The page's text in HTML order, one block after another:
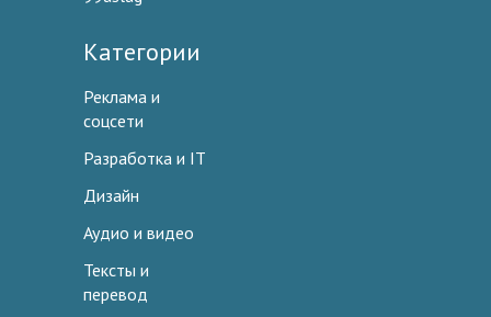
Категории
Реклама и
соцсети
Разработка и IT
Дизайн
Аудио и видео
Тексты и
перевод